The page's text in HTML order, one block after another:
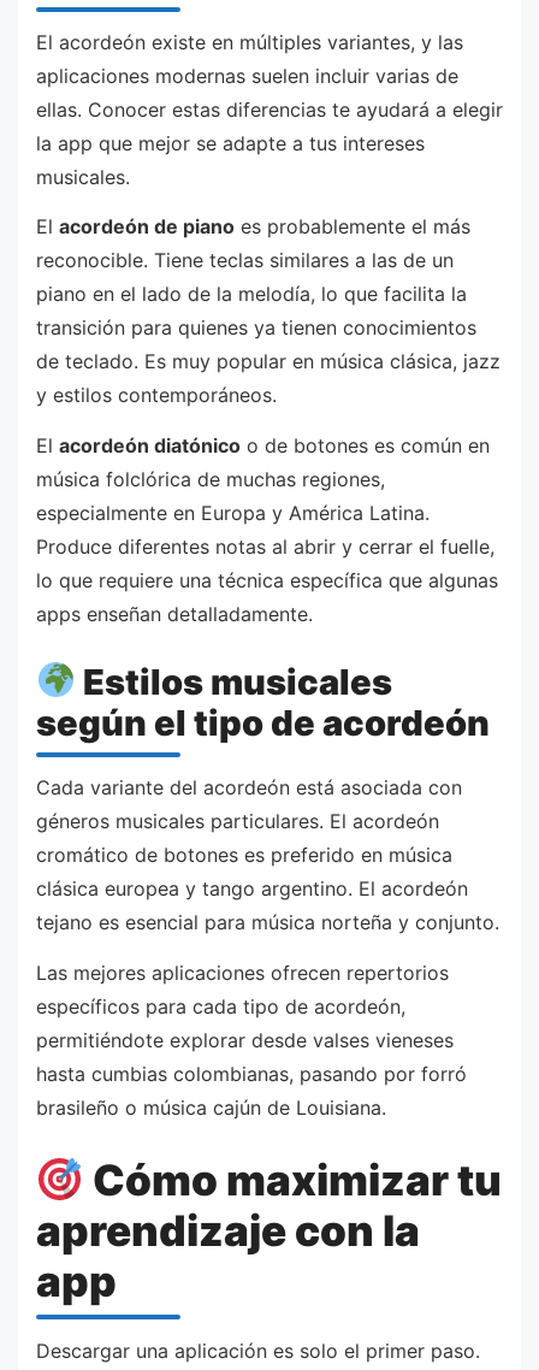
El acordeón existe en múltiples variantes, y las
aplicaciones modernas suelen incluir varias de
ellas. Conocer estas diferencias te ayudará a elegir
la app que mejor se adapte a tus intereses
musicales.
El acordeón de piano es probablemente el más
reconocible. Tiene teclas similares a las de un
piano en el lado de la melodía, lo que facilita la
transición para quienes ya tienen conocimientos
de teclado. Es muy popular en música clásica, jazz
y estilos contemporáneos.
El acordeón diatónico o de botones es común en
música folclórica de muchas regiones,
especialmente en Europa y América Latina.
Produce diferentes notas al abrir y cerrar el fuelle,
lo que requiere una técnica específica que algunas
apps enseñan detalladamente.
Estilos musicales
según el tipo de acordeón
Cada variante del acordeón está asociada con
géneros musicales particulares. El acordeón
cromático de botones es preferido en música
clásica europea y tango argentino. El acordeón
tejano es esencial para música norteña y conjunto.
Las mejores aplicaciones ofrecen repertorios
específicos para cada tipo de acordeón,
permitiéndote explorar desde valses vieneses
hasta cumbias colombianas, pasando por forró
brasileño o música cajún de Louisiana.
Cómo maximizar tu
aprendizaje con la
app
Descargar una aplicación es solo el primer paso.